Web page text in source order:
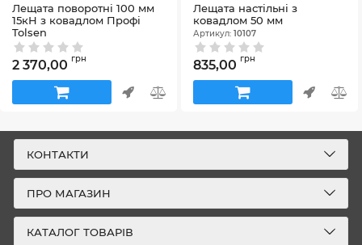
Лещата поворотні 100 мм
15кН з ковадлом Профі
Tolsen
Артикул:10804
2 370,00 грн
Лещата настільні з
ковадлом 50 мм
Артикул: 10107
835,00 грн
КОНТАКТИ
ПРО МАГАЗИН
КАТАЛОГ ТОВАРІВ